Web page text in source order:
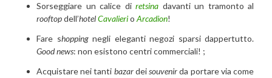
Sorseggiare un calice di retsina davanti un tramonto al
rooftopdell’hotelCavalierio Arcadion!
Fare shopping negli eleganti negozi sparsi dappertutto.
Good news: non esistono centri commerciali! ;
Acquistare nei tanti bazardeisouvenirda portare via come